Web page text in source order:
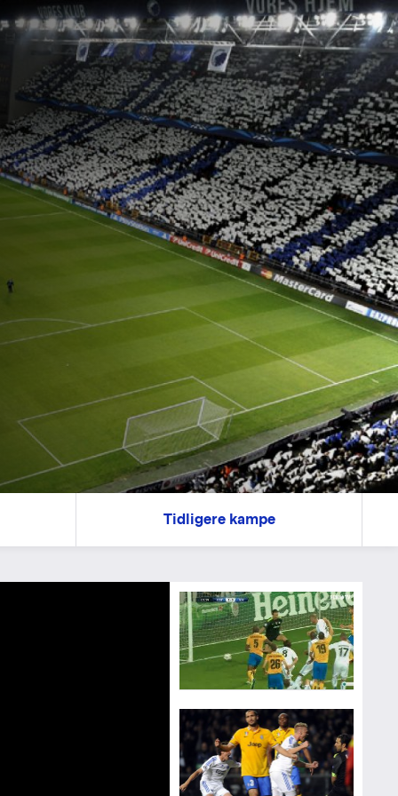
Tidligere kampe